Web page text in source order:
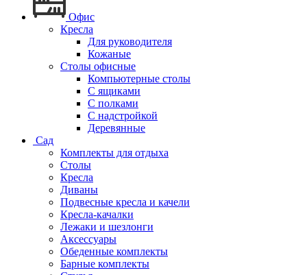
Офис
Кресла
Для руководителя
Кожаные
Столы офисные
Компьютерные столы
С ящиками
С полками
С надстройкой
Деревянные
Сад
Комплекты для отдыха
Столы
Кресла
Диваны
Подвесные кресла и качели
Кресла-качалки
Лежаки и шезлонги
Аксессуары
Обеденные комплекты
Барные комплекты